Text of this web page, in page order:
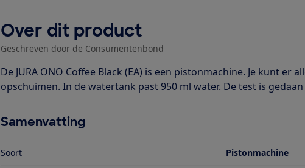
Over dit product
Geschreven door de Consumentenbond
De JURA ONO Coffee Black (EA) is een pistonmachine. Je kunt er
opschuimen. In de watertank past 950 ml water. De test is
Samenvatting
Soort Pistonmachine